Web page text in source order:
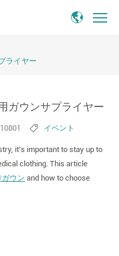
ライヤー
ガウンサプライヤー
10801 イベント
it’s important to stay up to
clothing. This article
ウン and how to choose